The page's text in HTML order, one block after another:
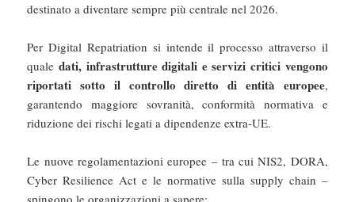
destinato a diventare sempre più centrale nel 2026.
Per Digital Repatriation si intende il processo attraverso il
qualedati, infrastrutture digitali e servizi critici vengono
riportati sotto il controllo diretto di entità europee,
garantendo maggiore sovranità, conformità normativa e
riduzione dei rischi legati a dipendenze extra-UE.
Le nuove regolamentazioni europee – tra cui NIS2, DORA,
Cyber Resilience Act e le normative sulla supply chain –